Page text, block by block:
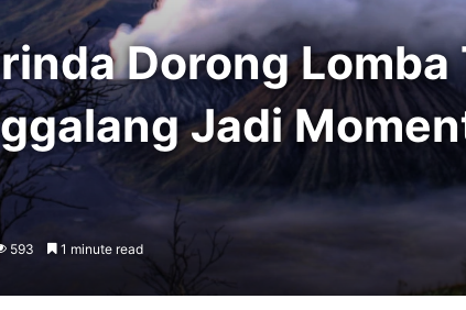
Dorong
Jadi
593 1 minute read